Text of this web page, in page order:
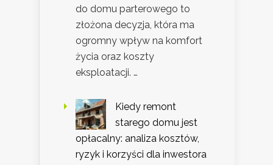
do domu parterowego to
złożona decyzja, która ma
ogromny wpływ na komfort
życia oraz koszty
eksploatacji. …
Kiedy remont
starego domu jest
opłacalny: analiza kosztów,
ryzyk i korzyści dla inwestora